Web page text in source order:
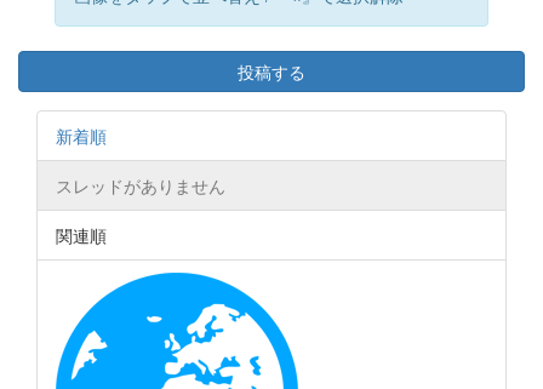
投稿する
新着順
スレッドがありません
関連順